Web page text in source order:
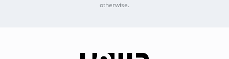
otherwise.